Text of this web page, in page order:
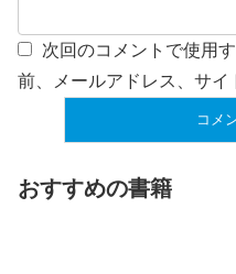
次回のコメントで使用
前、メールアドレス、サイ
おすすめの書籍